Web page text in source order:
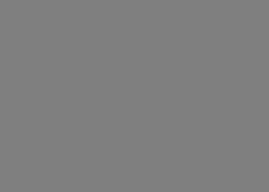
- Braune Ledersneaker für
001